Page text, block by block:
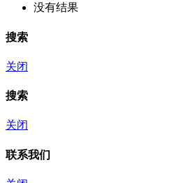
没有结果
搜索
关闭
搜索
关闭
联系我们